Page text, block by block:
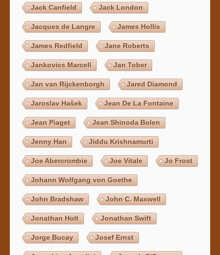
Jack Canfield Jack London
Jacques de Langre James Hollis
James Redfield Jane Roberts
Jankovics Marcell Jan Tober
Jan van Rijckenborgh Jared Diamond
Jaroslav Hašek Jean De La Fontaine
Jean Piaget Jean Shinoda Bolen
Jenny Han Jiddu Krishnamurti
Joe Abercrombie Joe Vitale Jo Frost
Johann Wolfgang von Goethe
John Bradshaw John C. Maxwell
Jonathan Holt Jonathan Swift
Jorge Bucay Josef Ernst